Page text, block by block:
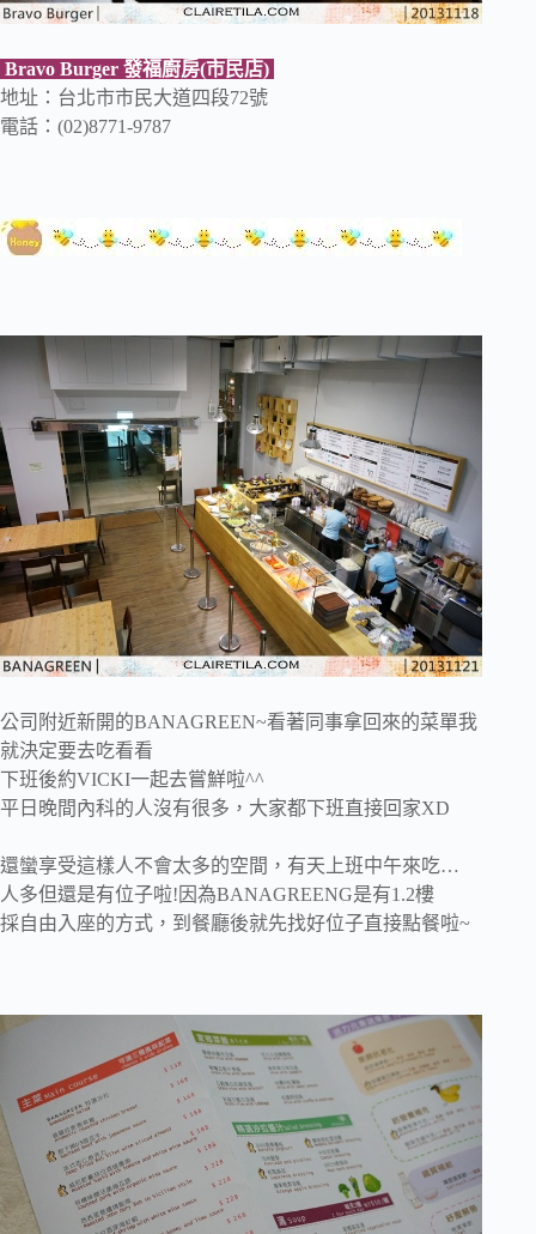
Bravo Burger 發福廚房(市民店)
地址：台北市市民大道四段72號
電話：(02)8771-9787
公司附近新開的BANAGREEN~看著同事拿回來的菜單我
就決定要去吃看看
下班後約VICKI一起去嘗鮮啦^^
平日晚間內科的人沒有很多，大家都下班直接回家XD
還蠻享受這樣人不會太多的空間，有天上班中午來吃…
人多但還是有位子啦!因為BANAGREENG是有1.2樓
採自由入座的方式，到餐廳後就先找好位子直接點餐啦~